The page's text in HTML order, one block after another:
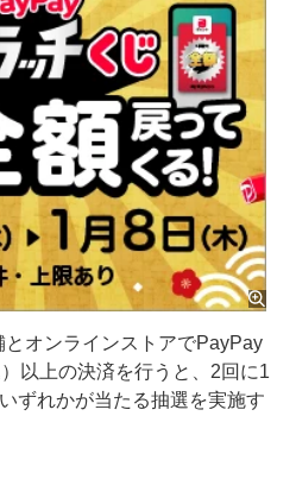
オンラインストアでPayPay
以上の決済を行うと、2回に1
ずれかが当たる抽選を実施す